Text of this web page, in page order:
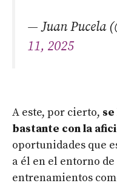
— Juan Pucela
11, 2025
A este, por cierto,
bastante con la
oportunidades que
a él en el entorno
entrenamientos